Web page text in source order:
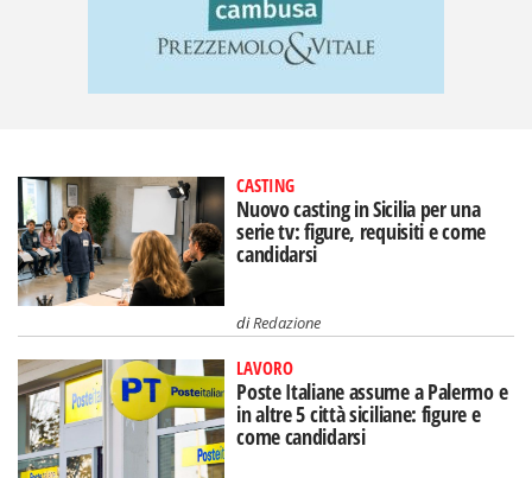
CASTING
Nuovo casting in Sicilia per una
serie tv: figure, requisiti e come
candidarsi
diRedazione
LAVORO
Poste Italiane assume a Palermo e
in altre 5 città siciliane: figure e
come candidarsi